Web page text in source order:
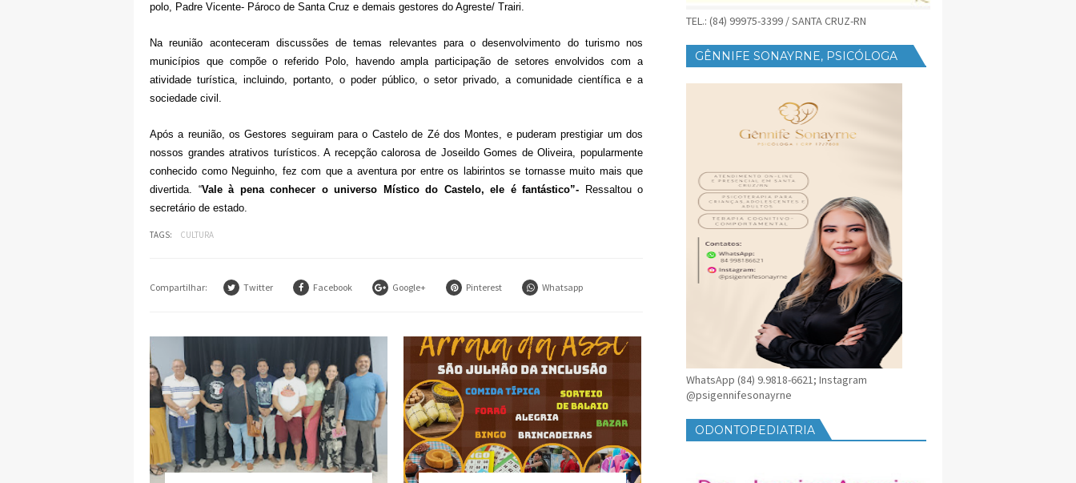
polo, Padre Vicente- Pároco de Santa Cruz e demais gestores do Agreste/ Trairi.
Na reunião aconteceram discussões detemas relevantes para o desenvolvimento do turismo nos
municípios que compõe o referido Polo, havendo ampla participação de setores envolvidos com a
atividade turística, incluindo, portanto, o poder público, o setor privado, a comunidade científica e a
sociedade civil.
Após a reunião, os Gestores seguiram para o Castelo de Zé dos Montes, e puderam prestigiar um dos
nossos grandes atrativos turísticos. A recepção calorosa de Joseildo Gomes de Oliveira, popularmente
conhecido como Neguinho, fez com que a aventura por entre os labirintos se tornasse muito mais que
divertida. “Vale à pena conhecer o universo Místico do Castelo, ele é fantástico”-
Ressaltou o
secretário de estado.
TAGS: CULTURA
Compartilhar: Twitter Facebook Google+ Pinterest Whatsapp
TEL.: (84) 99975-3399 / SANTA CRUZ-RN
GÊNNIFE SONAYRNE, PSICÓLOGA
WhatsApp (84) 9.9818-6621; Instagram
@psigennifesonayrne
ODONTOPEDIATRIA